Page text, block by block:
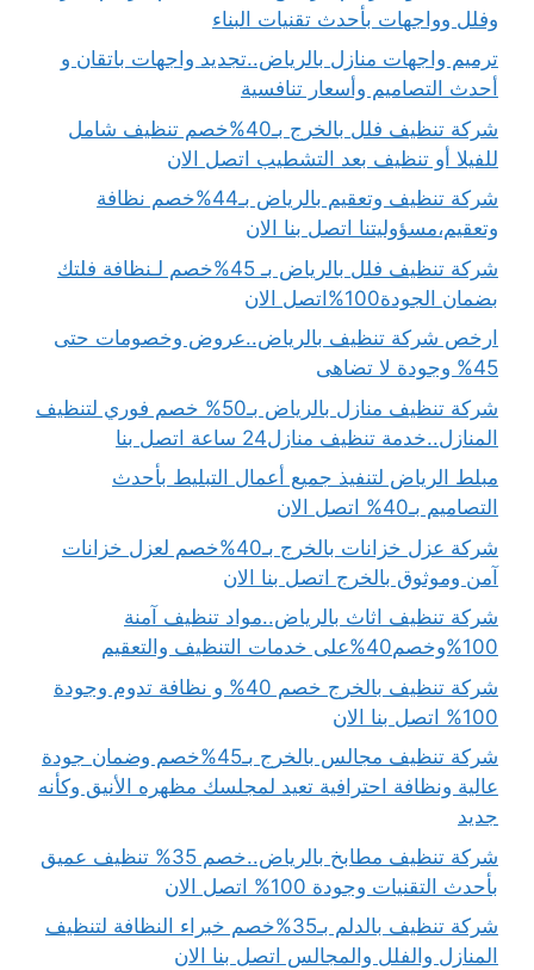
وفلل وواجهات بأحدث تقنيات البناء
ترميم واجهات منازل بالرياض..تجديد واجهات باتقان و
أحدث التصاميم وأسعار تنافسية
شركة تنظيف فلل بالخرج بـ40%خصم تنظيف شامل
للفيلا أو تنظيف بعد التشطيب اتصل الان
شركة تنظيف وتعقيم بالرياض بـ44%خصم نظافة
وتعقيم،مسؤوليتنا اتصل بنا الان
شركة تنظيف فلل بالرياض بـ 45%خصم لـنظافة فلتك
بضمان الجودة100%اتصل الان
ارخص شركة تنظيف بالرياض..عروض وخصومات حتى
45% وجودة لا تضاهى
شركة تنظيف منازل بالرياض بـ50% خصم فوري لتنظيف
المنازل..خدمة تنظيف منازل24 ساعة اتصل بنا
مبلط الرياض لتنفيذ جميع أعمال التبليط بأحدث
التصاميم بـ40% اتصل الان
شركة عزل خزانات بالخرج بـ40%خصم لعزل خزانات
آمن وموثوق بالخرج اتصل بنا الان
شركة تنظيف اثاث بالرياض..مواد تنظيف آمنة
100%وخصم40%على خدمات التنظيف والتعقيم
شركة تنظيف بالخرج خصم 40% و نظافة تدوم وجودة
100% اتصل بنا الان
شركة تنظيف مجالس بالخرج بـ45%خصم وضمان جودة
عالية ونظافة احترافية تعيد لمجلسك مظهره الأنيق وكأنه
جديد
شركة تنظيف مطابخ بالرياض..خصم 35% تنظيف عميق
بأحدث التقنيات وجودة 100% اتصل الان
شركة تنظيف بالدلم بـ35%خصم خبراء النظافة لتنظيف
المنازل والفلل والمجالس اتصل بنا الان